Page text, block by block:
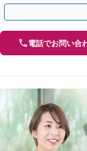
ットやデメリットを分かり
電話でお問い合